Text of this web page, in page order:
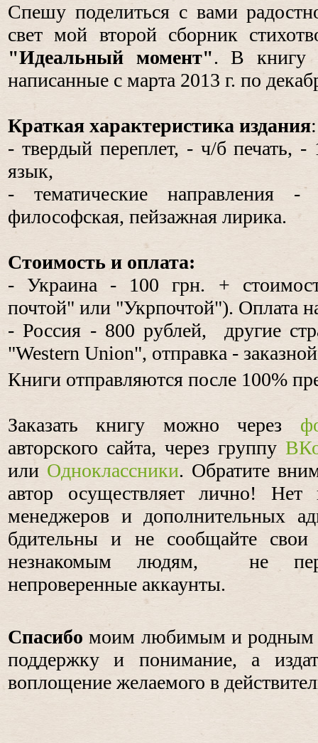
Спешу поделиться с вами
свет мой второй сборник
"Идеальный момент". В книгу
написанные с марта 2013 г. по
Краткая характеристика издания:
- твердый переплет, - ч/б печать, -
язык,
- тематические направления -
философская, пейзажная лирика.
Стоимость и оплата:
- Украина - 100 грн. +
почтой" или "Укрпочтой"). Оплата
- Россия - 800 рублей, другие
"Western Union", отправка -
Книги отправляются после 100%
Заказать книгу можно через
авторского сайта, через группу
или Одноклассники. Обратите
автор осуществляет лично! Нет
менеджеров и дополнительных
бдительны и не сообщайте свои
незнакомым людям, не
непроверенные аккаунты.
Спасибо моим любимым и родным
поддержку и понимание, а
воплощение желаемого в